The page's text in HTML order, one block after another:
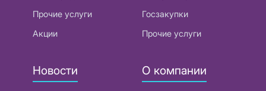
Прочие услуги
Акции
Госзакупки
Прочие услуги
Новости О компании